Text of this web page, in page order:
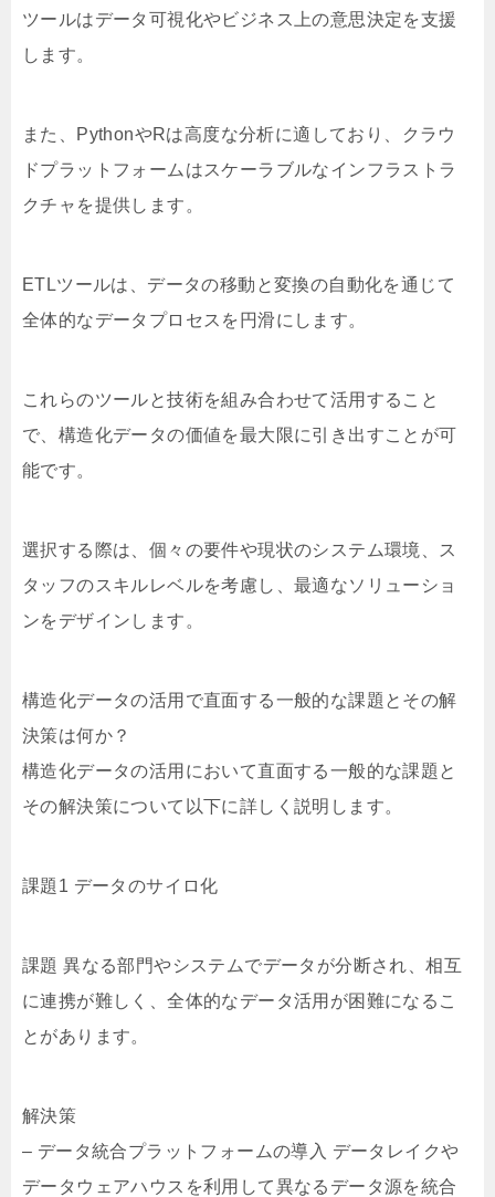
ツールはデータ可視化やビジネス上の意思決定を支援
します。
また、PythonやRは高度な分析に適しており、クラウ
ドプラットフォームはスケーラブルなインフラストラ
クチャを提供します。
ETLツールは、データの移動と変換の自動化を通じて
全体的なデータプロセスを円滑にします。
これらのツールと技術を組み合わせて活用すること
で、構造化データの価値を最大限に引き出すことが可
能です。
選択する際は、個々の要件や現状のシステム環境、ス
タッフのスキルレベルを考慮し、最適なソリューショ
ンをデザインします。
構造化データの活用で直面する一般的な課題とその解
決策は何か？
構造化データの活用において直面する一般的な課題と
その解決策について以下に詳しく説明します。
課題1 データのサイロ化
課題 異なる部門やシステムでデータが分断され、相互
に連携が難しく、全体的なデータ活用が困難になるこ
とがあります。
解決策
– データ統合プラットフォームの導入 データレイクや
データウェアハウスを利用して異なるデータ源を統合